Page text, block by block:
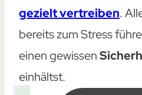
gezielt vertreiben.
bereits zum Stress
einen gewissen
einhältst.